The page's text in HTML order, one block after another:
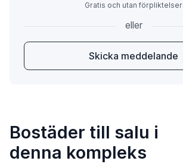
Gratis och utan förpliktelser
eller
Skicka meddelande
Bostäder till salu i
denna kompleks